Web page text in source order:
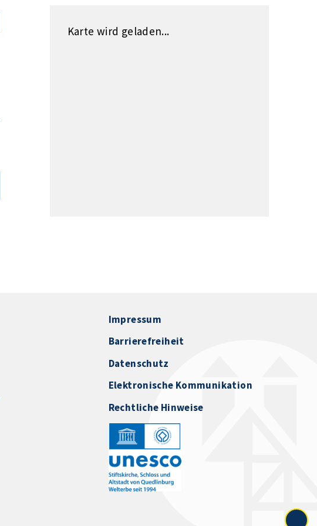
Karte wird geladen...
Impressum
Barrierefreiheit
Datenschutz
Elektronische Kommunikation
Rechtliche Hinweise